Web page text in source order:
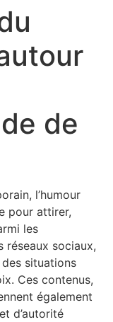
de
l’humour
pour attirer,
les
réseaux sociaux,
des situations
Ces contenus,
également
d’autorité